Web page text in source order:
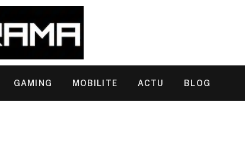
GAMING MOBILITE ACTU BLOG